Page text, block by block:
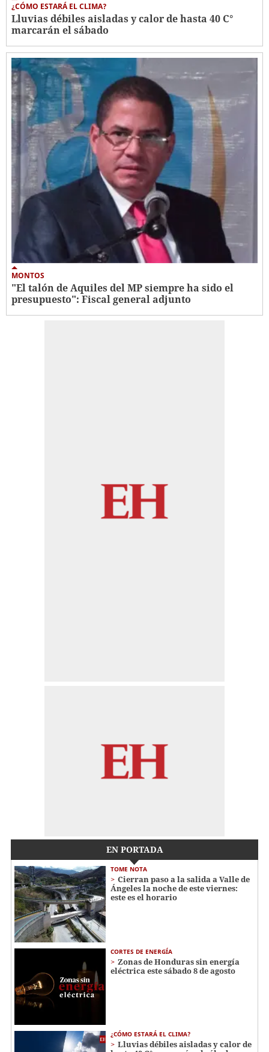
¿CÓMO ESTARÁ EL CLIMA?
Lluvias débiles aisladas y calor de hasta 40 C°
marcarán el sábado
MONTOS
"El talón de Aquiles del MP siempre ha sido el
presupuesto": Fiscal general adjunto
EN PORTADA
TOME NOTA
Cierran paso a la salida a Valle de
Ángeles la noche de este viernes:
este es el horario
CORTES DE ENERGÍA
Zonas de Honduras sin energía
eléctrica este sábado 8 de agosto
¿CÓMO ESTARÁ EL CLIMA?
Lluvias débiles aisladas y calor de